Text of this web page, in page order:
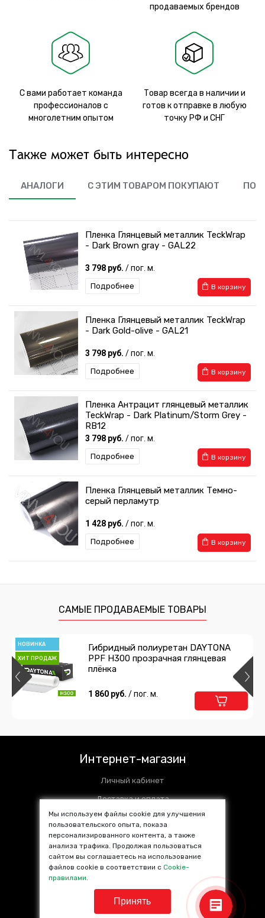
продаваемых брендов
С вами работает команда
профессионалов с
многолетним опытом
Товар всегда в наличии и
готов к отправке в любую
точку РФ и СНГ
Также может быть интересно
АНАЛОГИ С ЭТИМ ТОВАРОМ ПОКУПАЮТ
Пленка Глянцевый металлик TeckWrap
- Dark Brown gray - GAL22
3 798 руб. / пог. м.
В корзину
Подробнее
Пленка Глянцевый металлик TeckWrap
- Dark Gold-olive - GAL21
3 798 руб. / пог. м.
В корзину
Подробнее
Пленка Антрацит глянцевый металлик
TeckWrap - Dark Platinum/Storm Grey -
RB12
3 798 руб. / пог. м.
В корзину
Подробнее
Пленка Глянцевый металлик Темно-
серый перламутр
1 428 руб. / пог. м.
В корзину
Подробнее
Premium
718 руб./ пог. м.
САМЫЕ ПРОДАВАЕМЫЕ ТОВАРЫ
НОВИНКА
ХИТ ПРОДАЖ
Гибридный полиуретан DAYTONA
PPF H300 прозрачная глянцевая
плёнка
1 860 руб. / пог. м.
Интернет-магазин
Личный кабинет
Доставка и оплата
Установочные центры
Контакты
SALE %
Популярные товары
Мы используем файлы cookie для улучшения
пользовательского опыта, показа
персонализированного контента, а также
анализа трафика. Продолжая пользоваться
сайтом вы соглашаетесь на использование
файлов cookie в соответствии сCookie-
правилами.
Принять